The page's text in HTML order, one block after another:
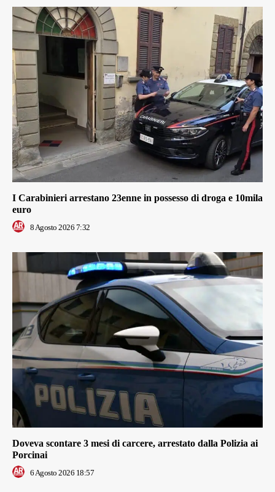
I Carabinieri arrestano 23enne in possesso di droga e 10mila
euro
8 Agosto 2026 7:32
Doveva scontare 3 mesi di carcere, arrestato dalla Polizia ai
Porcinai
6 Agosto 2026 18:57